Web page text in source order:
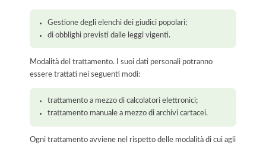
Gestione degli elenchi dei giudici popolari;
di obblighi previsti dalle leggi vigenti.
Modalità del trattamento. I suoi dati personali potranno
essere trattati nei seguenti modi:
trattamento a mezzo di calcolatori elettronici;
trattamento manuale a mezzo di archivi cartacei.
Ogni trattamento avviene nel rispetto delle modalità di cui agli